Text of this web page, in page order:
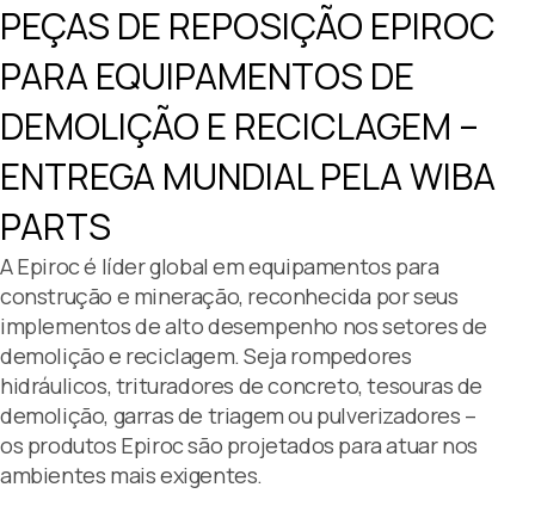
PEÇAS DE REPOSIÇÃO EPIROC
PARA EQUIPAMENTOS DE
DEMOLIÇÃO E RECICLAGEM –
ENTREGA MUNDIAL PELA WIBA
PARTS
A Epiroc é líder global em equipamentos para
construção e mineração, reconhecida por seus
implementos de alto desempenho nos setores de
demolição e reciclagem. Seja rompedores
hidráulicos, trituradores de concreto, tesouras de
demolição, garras de triagem ou pulverizadores –
os produtos Epiroc são projetados para atuar nos
ambientes mais exigentes.